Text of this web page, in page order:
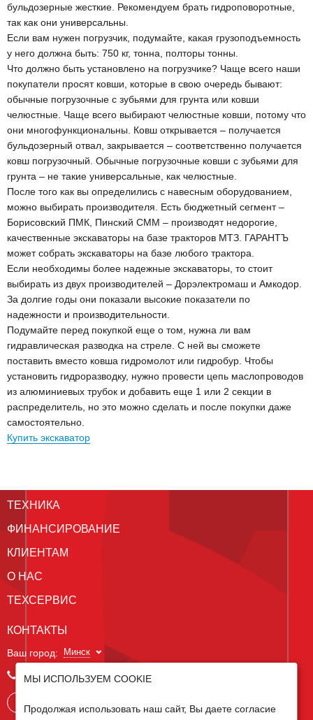
бульдозерные жесткие. Рекомендуем брать гидроповоротные,
так как они универсальны.
Если вам нужен погрузчик, подумайте, какая грузоподъемность
у него должна быть: 750 кг, тонна, полторы тонны.
Что должно быть установлено на погрузчике? Чаще всего наши
покупатели просят ковши, которые в свою очередь бывают:
обычные погрузочные с зубьями для грунта или ковши
челюстные. Чаще всего выбирают челюстные ковши, потому что
они многофункциональны. Ковш открывается – получается
бульдозерный отвал, закрывается – соответственно получается
ковш погрузочный. Обычные погрузочные ковши с зубьями для
грунта – не такие универсальные, как челюстные.
После того как вы определились с навесным оборудованием,
можно выбирать производителя. Есть бюджетный сегмент –
Борисовский ПМК, Пинский СММ – производят недорогие,
качественные экскаваторы на базе тракторов МТЗ. ГАРАНТЪ
может собрать экскаваторы на базе любого трактора.
Если необходимы более надежные экскаваторы, то стоит
выбирать из двух производителей – Дорэлектромаш и Амкодор.
За долгие годы они показали высокие показатели по
надежности и производительности.
Подумайте перед покупкой еще о том, нужна ли вам
гидравлическая разводка на стреле. С ней вы сможете
поставить вместо ковша гидромолот или гидробур. Чтобы
установить гидроразводку, нужно провести цепь маслопроводов
из алюминиевых трубок и добавить еще 1 или 2 секции в
распределитель, но это можно сделать и после покупки даже
самостоятельно.
Купить экскаватор
ТЕХНИКА
ФИНАНСИРОВАНИЕ
КЛИЕНТАМ
О НАС
ТЕХСЕРВИС
КОНТАКТЫ
Ваш город: Минск
+375 29 238 97 34
МЫ ИСПОЛЬЗУЕМ COOKIE
Продолжая использовать наш сайт, Вы даете согласие